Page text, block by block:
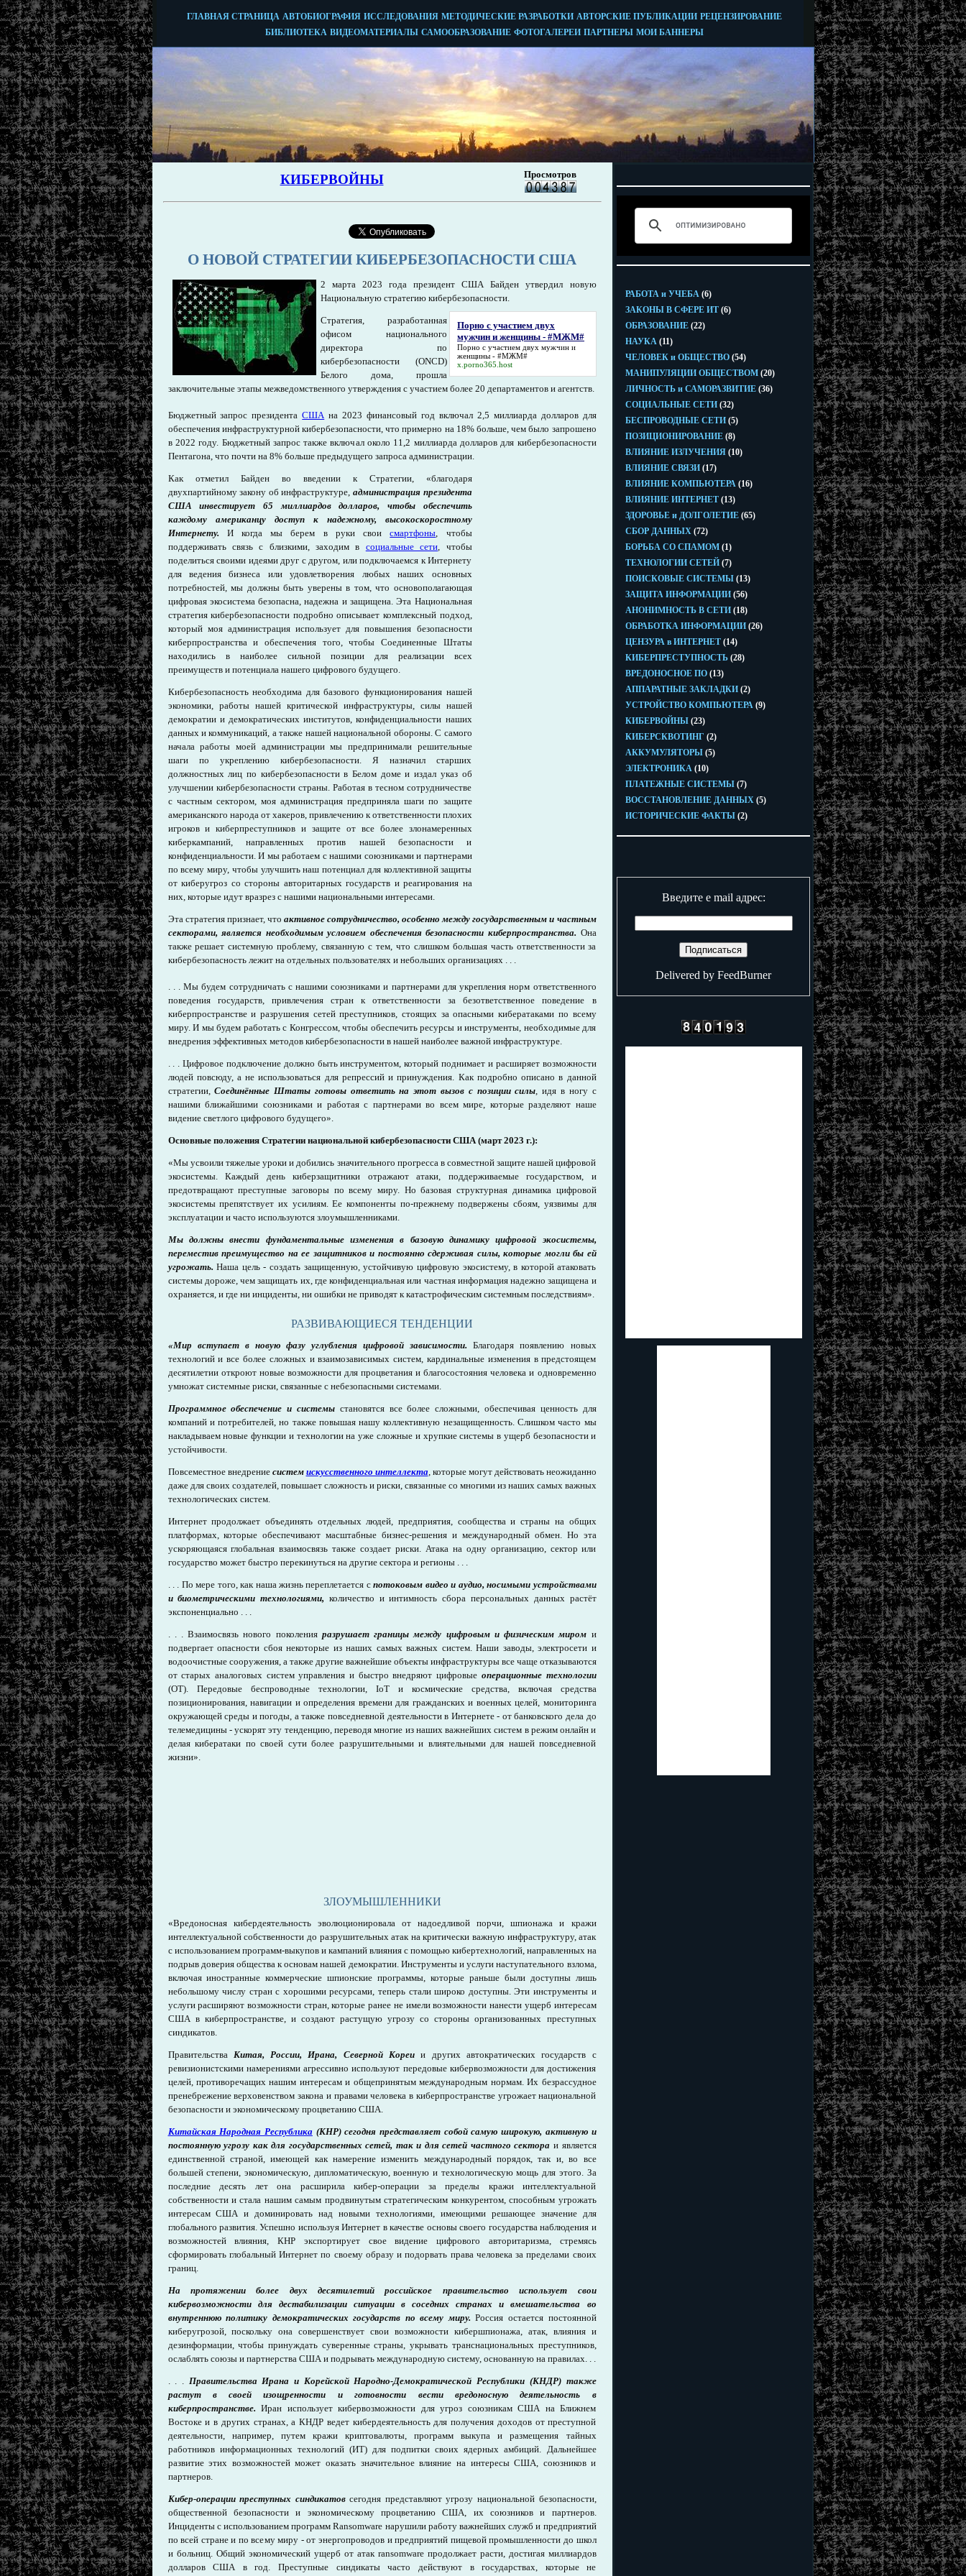
О НОВОЙ СТРАТЕГИИ КИБЕРБЕЗОПАСНОСТИ США
2 марта 2023 года президент США Байден утвердил новую
Национальную стратегию кибербезопасности.
Порно с участием двух
мужчин и женщины - #МЖМ#
Порно с участием двух мужчин и
женщины - #МЖМ#
x.porno365.host
Стратегия, разработанная
офисом национального
директора по
кибербезопасности (ONCD)
Белого дома, прошла
заключительные этапы межведомственного утверждения с участием более 20 департаментов и агентств.
Бюджетный запрос президентаСШАна 2023 финансовый год включал 2,5 миллиарда долларов для
обеспечения инфраструктурной кибербезопасности, что примерно на 18% больше, чем было запрошено
в 2022 году. Бюджетный запрос также включал около 11,2 миллиарда долларов для кибербезопасности
Пентагона, что почти на 8% больше предыдущего запроса администрации.
Как отметил Байден во введении к Стратегии, «благодаря
двухпартийному закону об инфраструктуре, администрация президента
США инвестирует 65 миллиардов долларов, чтобы обеспечить
каждому американцу доступ к надежному, высокоскоростному
Интернету. И когда мы берем в руки своисмартфоны, чтобы
поддерживать связь с близкими, заходим в социальные сети, чтобы
поделиться своими идеями друг с другом, или подключаемся к Интернету
для ведения бизнеса или удовлетворения любых наших основных
потребностей, мы должны быть уверены в том, что основополагающая
цифровая экосистема безопасна, надежна и защищена. Эта Национальная
стратегия кибербезопасности подробно описывает комплексный подход,
который моя администрация использует для повышения безопасности
киберпространства и обеспечения того, чтобы Соединенные Штаты
находились в наиболее сильной позиции для реализации всех
преимуществ и потенциала нашего цифрового будущего.
Кибербезопасность необходима для базового функционирования нашей
экономики, работы нашей критической инфраструктуры, силы нашей
демократии и демократических институтов, конфиденциальности наших
данных и коммуникаций, а также нашей национальной обороны. С самого
начала работы моей администрации мы предпринимали решительные
шаги по укреплению кибербезопасности. Я назначил старших
должностных лиц по кибербезопасности в Белом доме и издал указ об
улучшении кибербезопасности страны. Работая в тесном сотрудничестве
с частным сектором, моя администрация предприняла шаги по защите
американского народа от хакеров, привлечению к ответственности плохих
игроков и киберпреступников и защите от все более злонамеренных
киберкампаний, направленных против нашей безопасности и
конфиденциальности. И мы работаем с нашими союзниками и партнерами
по всему миру, чтобы улучшить наш потенциал для коллективной защиты
от киберугроз со стороны авторитарных государств и реагирования на
них, которые идут вразрез с нашими национальными интересами.
Эта стратегия признает, что активное сотрудничество, особенно между государственным и частным
секторами, является необходимым условием обеспечения безопасности киберпространства. Она
также решает системную проблему, связанную с тем, что слишком большая часть ответственности за
кибербезопасность лежит на отдельных пользователях и небольших организациях . . .
. . . Мы будем сотрудничать с нашими союзниками и партнерами для укрепления норм ответственного
поведения государств, привлечения стран к ответственности за безответственное поведение в
киберпространстве и разрушения сетей преступников, стоящих за опасными кибератаками по всему
миру. И мы будем работать с Конгрессом, чтобы обеспечить ресурсы и инструменты, необходимые для
внедрения эффективных методов кибербезопасности в нашей наиболее важной инфраструктуре.
. . . Цифровое подключение должно быть инструментом, который поднимает и расширяет возможности
людей повсюду, а не использоваться для репрессий и принуждения. Как подробно описано в данной
стратегии,Соединённые Штаты готовы ответить на этот вызов с позиции силы, идя в ногу с
нашими ближайшими союзниками и работая с партнерами во всем мире, которые разделяют наше
видение светлого цифрового будущего».
Основные положения Стратегии национальной кибербезопасности США (март 2023 г.):
«Мы усвоили тяжелые уроки и добились значительного прогресса в совместной защите нашей цифровой
экосистемы. Каждый день киберзащитники отражают атаки, поддерживаемые государством, и
предотвращают преступные заговоры по всему миру. Но базовая структурная динамика цифровой
экосистемы препятствует их усилиям. Ее компоненты по-прежнему подвержены сбоям, уязвимы для
эксплуатации и часто используются злоумышленниками.
Мы должны внести фундаментальные изменения в базовую динамику цифровой экосистемы,
переместив преимущество на ее защитников и постоянно сдерживая силы, которые могли бы ей
угрожать. Наша цель - создать защищенную, устойчивую цифровую экосистему, в которой атаковать
системы дороже, чем защищать их, где конфиденциальная или частная информация надежно защищена и
охраняется, и где ни инциденты, ни ошибки не приводят к катастрофическим системным последствиям».
РАЗВИВАЮЩИЕСЯ ТЕНДЕНЦИИ
«Мир вступает в новую фазу углубления цифровой зависимости. Благодаря появлению новых
технологий и все более сложных и взаимозависимых систем, кардинальные изменения в предстоящем
десятилетии откроют новые возможности для процветания и благосостояния человека и одновременно
умножат системные риски, связанные с небезопасными системами.
Программное обеспечение и системыстановятся все более сложными, обеспечивая ценность для
компаний и потребителей, но также повышая нашу коллективную незащищенность. Слишком часто мы
накладываем новые функции и технологии на уже сложные и хрупкие системы в ущерб безопасности и
устойчивости.
Повсеместное внедрение систем искусственного интеллекта, которые могут действовать неожиданно
даже для своих создателей, повышает сложность и риски, связанные со многими из наших самых важных
технологических систем.
Интернет продолжает объединять отдельных людей, предприятия, сообщества и страны на общих
платформах, которые обеспечивают масштабные бизнес-решения и международный обмен. Но эта
ускоряющаяся глобальная взаимосвязь также создает риски. Атака на одну организацию, сектор или
государство может быстро перекинуться на другие сектора и регионы . . .
. . . По мере того, как наша жизнь переплетается спотоковым видео и аудио, носимыми устройствами
и биометрическими технологиями, количество и интимность сбора персональных данных растёт
экспоненциально . . .
. . . Взаимосвязь нового поколения разрушает границы между цифровым и физическим миром и
подвергает опасности сбоя некоторые из наших самых важных систем. Наши заводы, электросети и
водоочистные сооружения, а также другие важнейшие объекты инфраструктуры все чаще отказываются
от старых аналоговых систем управления и быстро внедряют цифровые операционные технологии
(ОТ). Передовые беспроводные технологии, IoT и космические средства, включая средства
позиционирования, навигации и определения времени для гражданских и военных целей, мониторинга
окружающей среды и погоды, а также повседневной деятельности в Интернете - от банковского дела до
телемедицины - ускорят эту тенденцию, переводя многие из наших важнейших систем в режим онлайн и
делая кибератаки по своей сути более разрушительными и влиятельными для нашей повседневной
жизни».
ЗЛОУМЫШЛЕННИКИ
«Вредоносная кибердеятельность эволюционировала от надоедливой порчи, шпионажа и кражи
интеллектуальной собственности до разрушительных атак на критически важную инфраструктуру, атак
с использованием программ-выкупов и кампаний влияния с помощью кибертехнологий, направленных на
подрыв доверия общества к основам нашей демократии. Инструменты и услуги наступательного взлома,
включая иностранные коммерческие шпионские программы, которые раньше были доступны лишь
небольшому числу стран с хорошими ресурсами, теперь стали широко доступны. Эти инструменты и
услуги расширяют возможности стран, которые ранее не имели возможности нанести ущерб интересам
США в киберпространстве, и создают растущую угрозу со стороны организованных преступных
синдикатов.
Правительства Китая, России, Ирана, Северной Кореи и других автократических государств с
ревизионистскими намерениями агрессивно используют передовые кибервозможности для достижения
целей, противоречащих нашим интересам и общепринятым международным нормам. Их безрассудное
пренебрежение верховенством закона и правами человека в киберпространстве угрожает национальной
безопасности и экономическому процветанию США.
Китайская Народная Республика (КНР) сегодня представляет собой самую широкую, активную и
постоянную угрозу как для государственных сетей, так и для сетей частного сектора и является
единственной страной, имеющей как намерение изменить международный порядок, так и, во все
большей степени, экономическую, дипломатическую, военную и технологическую мощь для этого. За
последние десять лет она расширила кибер-операции за пределы кражи интеллектуальной
собственности и стала нашим самым продвинутым стратегическим конкурентом, способным угрожать
интересам США и доминировать над новыми технологиями, имеющими решающее значение для
глобального развития. Успешно используя Интернет в качестве основы своего государства наблюдения и
возможностей влияния, КНР экспортирует свое видение цифрового авторитаризма, стремясь
сформировать глобальный Интернет по своему образу и подорвать права человека за пределами своих
границ.
На протяжении более двух десятилетий российское правительство использует свои
кибервозможности для дестабилизации ситуации в соседних странах и вмешательства во
внутреннюю политику демократических государств по всему миру. Россия остается постоянной
киберугрозой, поскольку она совершенствует свои возможности кибершпионажа, атак, влияния и
дезинформации, чтобы принуждать суверенные страны, укрывать транснациональных преступников,
ослаблять союзы и партнерства США и подрывать международную систему, основанную на правилах. . .
. . .Правительства Ирана и Корейской Народно-Демократической Республики (КНДР) также
растут в своей изощренности и готовности вести вредоносную деятельность в
киберпространстве. Иран использует кибервозможности для угроз союзникам США на Ближнем
Востоке и в других странах, а КНДР ведет кибердеятельность для получения доходов от преступной
деятельности, например, путем кражи криптовалюты, программ выкупа и размещения тайных
работников информационных технологий (ИТ) для подпитки своих ядерных амбиций. Дальнейшее
развитие этих возможностей может оказать значительное влияние на интересы США, союзников и
партнеров.
Кибер-операции преступных синдикатовсегодня представляют угрозу национальной безопасности,
общественной безопасности и экономическому процветанию США, их союзников и партнеров.
Инциденты с использованием программ Ransomware нарушили работу важнейших служб и предприятий
по всей стране и по всему миру - от энергопроводов и предприятий пищевой промышленности до школ
и больниц. Общий экономический ущерб от атак ransomware продолжает расти, достигая миллиардов
долларов США в год. Преступные синдикаты часто действуют в государствах, которые не